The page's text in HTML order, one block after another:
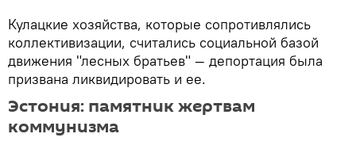
Кулацкие хозяйства, которые сопротивлялись
коллективизации, считались социальной базой
движения "лесных братьев" — депортация была
призвана ликвидировать и ее.
Эстония: памятник жертвам
коммунизма